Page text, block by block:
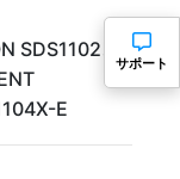
SDS1102、
E
サポート